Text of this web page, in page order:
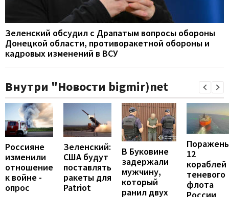
Зеленский обсудил с Драпатым вопросы обороны
Донецкой области, противоракетной обороны и
кадровых изменений в ВСУ
Внутри "Новости bigmir)net
Россияне
изменили
отношение
к войне -
опрос
Зеленский:
США будут
поставлять
ракеты для
Patriot
В Буковине
задержали
мужчину,
который
ранил двух
12
кораблей
теневого
флота